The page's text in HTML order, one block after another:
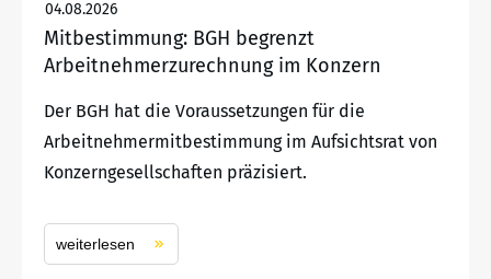
04.08.2026
Mitbestimmung: BGH begrenzt
Arbeitnehmerzurechnung im Konzern
Der BGH hat die Voraussetzungen für die
Arbeitnehmermitbestimmung im Aufsichtsrat von
Konzerngesellschaften präzisiert.
weiterlesen